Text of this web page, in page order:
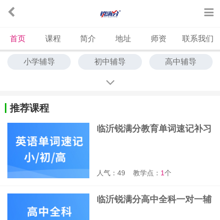
首页 课程 简介 地址 师资 联系我们
小学辅导 初中辅导 高中辅导
艺考文化课
单词速记
推荐课程
临沂锐满分教育单词速记补习
人气：49 教学点： 1个
临沂锐满分高中全科一对一辅